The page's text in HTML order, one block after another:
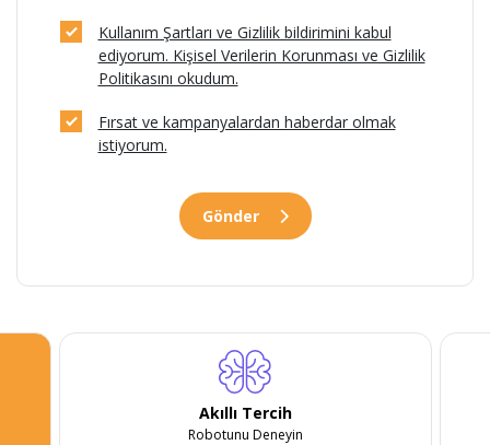
Kullanım Şartları ve Gizlilik bildirimini kabul
ediyorum. Kişisel Verilerin Korunması ve Gizlilik
Politikasını okudum.
Fırsat ve kampanyalardan haberdar olmak
istiyorum.
Gönder
Akıllı Tercih
Robotunu Deneyin